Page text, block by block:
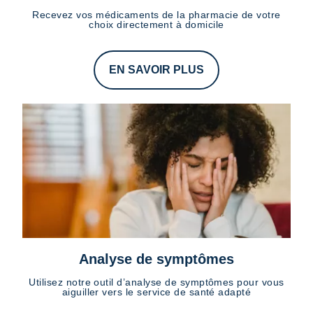
Recevez vos médicaments de la pharmacie de votre
choix directement à domicile
EN SAVOIR PLUS
Analyse de symptômes
Utilisez notre outil d’analyse de symptômes pour vous
aiguiller vers le service de santé adapté